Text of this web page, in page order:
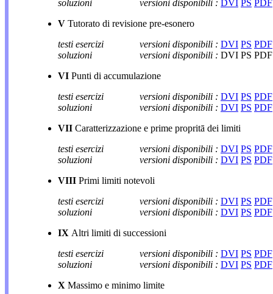
soluzioni
versioni disponibili : DVI PS PDF
V Tutorato di revisione pre-esonero
testi esercizi
versioni disponibili : DVI PS PDF
soluzioni
versioni disponibili : DVI PS PDF
VI Punti di accumulazione
testi esercizi
versioni disponibili : DVI PS PDF
soluzioni
versioni disponibili : DVI PS PDF
VII Caratterizzazione e prime propritā dei limiti
testi esercizi
versioni disponibili : DVI PS PDF
soluzioni
versioni disponibili : DVI PS PDF
VIII Primi limiti notevoli
testi esercizi
versioni disponibili : DVI PS PDF
soluzioni
versioni disponibili : DVI PS PDF
IX Altri limiti di successioni
testi esercizi
versioni disponibili : DVI PS PDF
soluzioni
versioni disponibili : DVI PS PDF
X Massimo e minimo limite